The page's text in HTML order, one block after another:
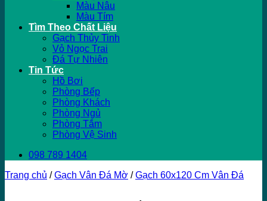
Màu Nâu
Màu Tím
Tìm Theo Chất Liệu
Gạch Thủy Tinh
Vỏ Ngọc Trai
Đá Tự Nhiên
Tin Tức
Hồ Bơi
Phòng Bếp
Phòng Khách
Phòng Ngủ
Phòng Tắm
Phòng Vệ Sinh
098 789 1404
Trang chủ / Gạch Vân Đá Mờ / Gạch 60x120 Cm Vân Đá